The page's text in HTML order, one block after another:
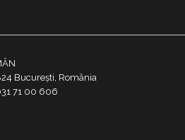
București, România
71 00 606